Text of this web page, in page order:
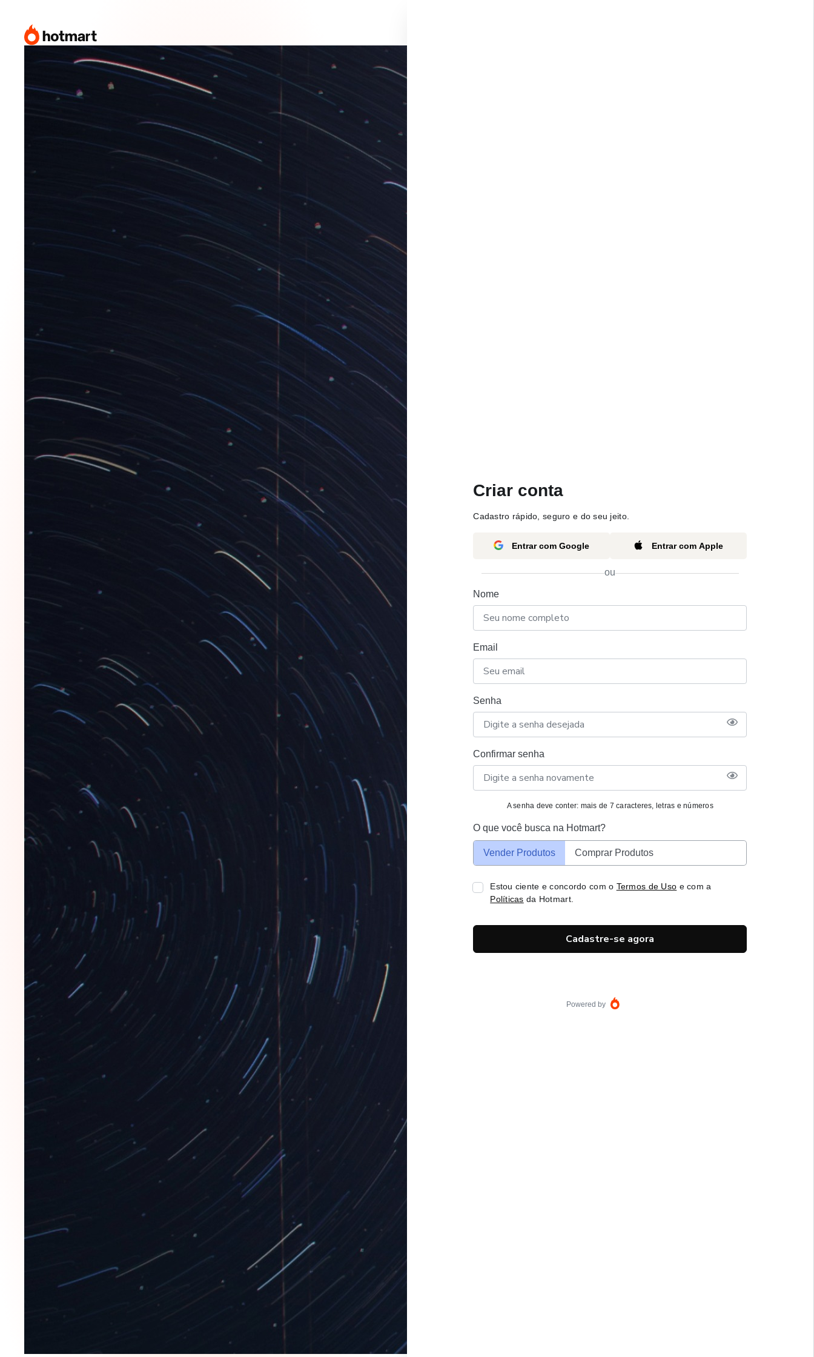
Criar conta
Cadastro rápido, seguro e do seu jeito.
Entrar com Google Entrar com Apple
ou
Nome
Email
Senha
Confirmar senha
A senha deve conter: mais de 7 caracteres, letras e números
O que você busca na Hotmart?
Vender Produtos Comprar Produtos
Estou ciente e concordo com o Termos de Uso e com a
Políticas da Hotmart.
Cadastre-se agora
Powered by